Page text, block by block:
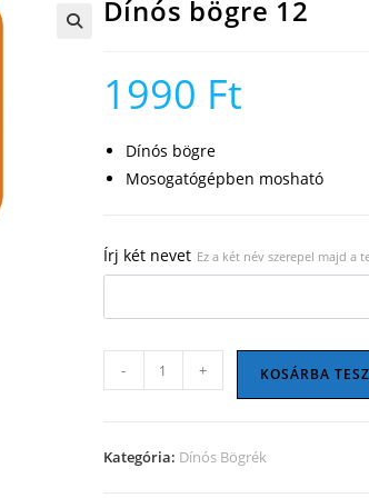
Dínós bögre 12
1990 Ft
Dínós bögre
Mosogatógépben mosható
Írj két nevet Ez a két név szerepel majd a
bögre
mennyiség
- + KOSÁRBA
Kategória: Dínós Bögrék